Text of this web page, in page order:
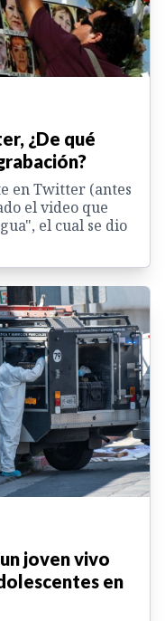
¿De qué
en Twitter (antes
el video que
el cual se dio
joven vivo
en